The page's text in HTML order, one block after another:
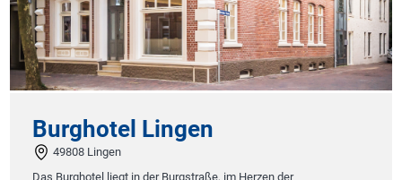
Burghotel Lingen
49808 Lingen
Das Burghotel liegt in der Burgstraße, im Herzen der